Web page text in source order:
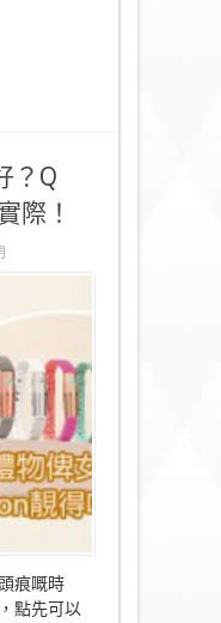
？Q
際！
痕嘅時
點先可以